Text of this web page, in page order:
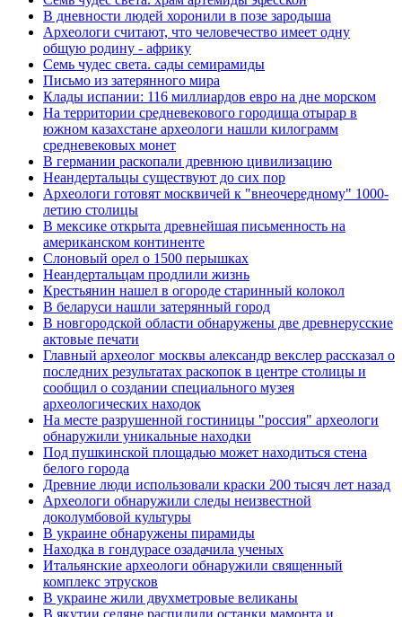
В дневности людей хоронили в позе зародыша
Археологи считают, что человечество имеет одну
общую родину - африку
Семь чудес света. сады семирамиды
Письмо из затерянного мира
Клады испании: 116 миллиардов евро на дне морском
На территории средневекового городища отырар в
южном казахстане археологи нашли килограмм
средневековых монет
В германии раскопали древнюю цивилизацию
Неандертальцы существуют до сих пор
Археологи готовят москвичей к "внеочередному" 1000-
летию столицы
В мексике открыта древнейшая письменность на
американском континенте
Слоновый орел о 1500 перышках
Неандертальцам продлили жизнь
Крестьянин нашел в огороде старинный колокол
В беларуси нашли затерянный город
В новгородской области обнаружены две древнерусские
актовые печати
Главный археолог москвы александр векслер рассказал о
последних результатах раскопок в центре столицы и
сообщил о создании специального музея
археологических находок
На месте разрушенной гостиницы "россия" археологи
обнаружили уникальные находки
Под пушкинской площадью может находиться стена
белого города
Древние люди использовали краски 200 тысяч лет назад
Археологи обнаружили следы неизвестной
доколумбовой культуры
В украине обнаружены пирамиды
Находка в гондурасе озадачила ученых
Итальянские археологи обнаружили священный
комплекс этрусков
В украине жили двухметровые великаны
В якутии селяне распилили останки мамонта и